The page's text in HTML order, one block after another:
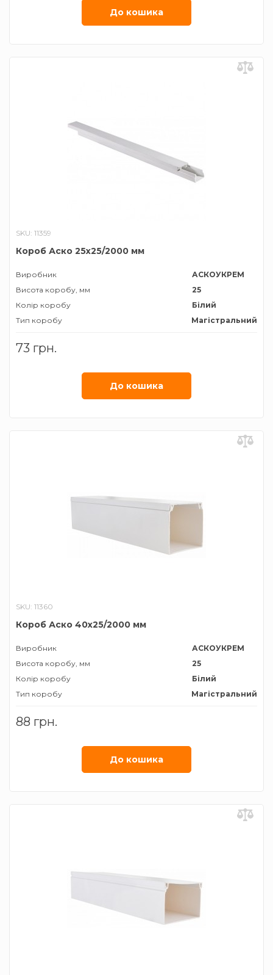
До кошика
SKU: 11359
Короб Аско 25х25/2000 мм
Виробник
АСКОУКРЕМ
Висота коробу, мм
25
Колір коробу
Білий
Тип коробу
Магістральний
73 грн.
До кошика
SKU: 11360
Короб Аско 40х25/2000 мм
Виробник
АСКОУКРЕМ
Висота коробу, мм
25
Колір коробу
Білий
Тип коробу
Магістральний
88 грн.
До кошика